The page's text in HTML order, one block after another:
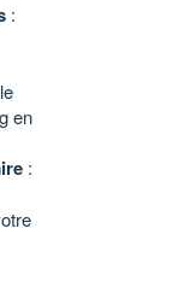
:
en
: